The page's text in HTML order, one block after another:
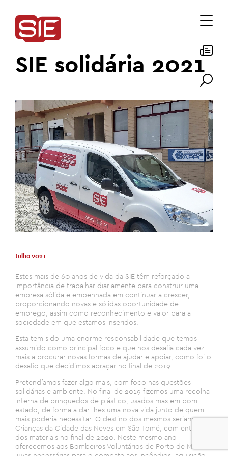
0
SIE solidária 2021
Julho 2021
Estes mais de 60 anos de vida da SIE têm reforçado a
importância de trabalhar diariamente para construir uma
empresa sólida e empenhada em continuar a crescer,
proporcionando novas e sólidas oportunidade de
emprego, assim como reconhecimento e valor para a
sociedade em que estamos inseridos.
Esta tem sido uma enorme responsabilidade que temos
assumido como principal foco e que nos desafia cada vez
mais a procurar novas formas de ajudar e apoiar, como foi o
desafio que decidimos abraçar no final de 2019.
Pretendíamos fazer algo mais, com foco nas questões
solidárias e ambiente. No final de 2019 fizemos uma recolha
interna de brinquedos de plástico, usados mas em bom
estado, de forma a dar-lhes uma nova vida junto de quem
mais poderia necessitar. O destino dos mesmos seriam as
Crianças da Cidade das Neves em São Tomé, com entrega
dos materiais no final de 2020. Neste mesmo ano
oferecemos aos Bombeiros Voluntários de Porto de Mós